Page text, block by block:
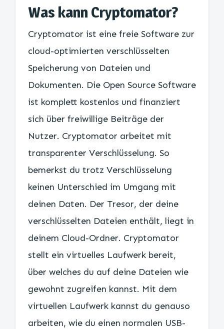
Was kann Cryptomator?
Cryptomator ist eine freie Software zur
cloud-optimierten verschlüsselten
Speicherung von Dateien und
Dokumenten. Die Open Source Software
ist komplett kostenlos und finanziert
sich über freiwillige Beiträge der
Nutzer. Cryptomator arbeitet mit
transparenter Verschlüsselung. So
bemerkst du trotz Verschlüsselung
keinen Unterschied im Umgang mit
deinen Daten. Der Tresor, der deine
verschlüsselten Dateien enthält, liegt in
deinem Cloud-Ordner. Cryptomator
stellt ein virtuelles Laufwerk bereit,
über welches du auf deine Dateien wie
gewohnt zugreifen kannst. Mit dem
virtuellen Laufwerk kannst du genauso
arbeiten, wie du einen normalen USB-